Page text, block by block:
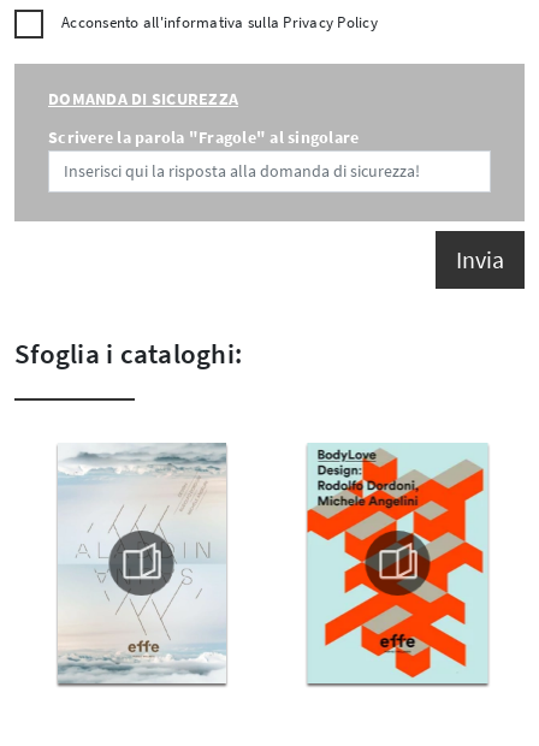
Acconsento all'informativa sulla Privacy Policy
DOMANDA DI SICUREZZA
Scrivere la parola "Fragole" al singolare
Invia
Sfoglia i cataloghi: